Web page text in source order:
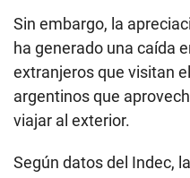
Sin embargo, la
ha generado una caída
extranjeros que visitan
argentinos que
viajar al exterior.
Según datos del Indec,